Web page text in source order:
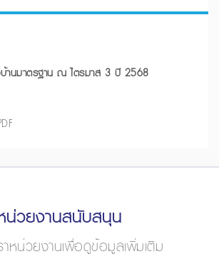
บ้านมาตรฐาน ณ ไตรมาส 3 ปี 2568
น่วยงานสนับสนุน
หน่วยงานเพื่อดูข้อมูลเพิ่มเติม